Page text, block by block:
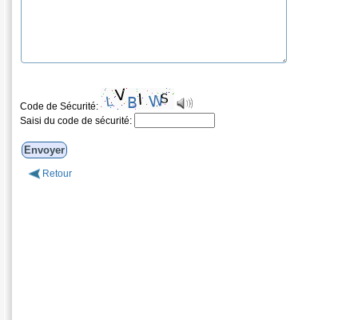
Code de Sécurité:
Saisi du code de sécurité:
Retour